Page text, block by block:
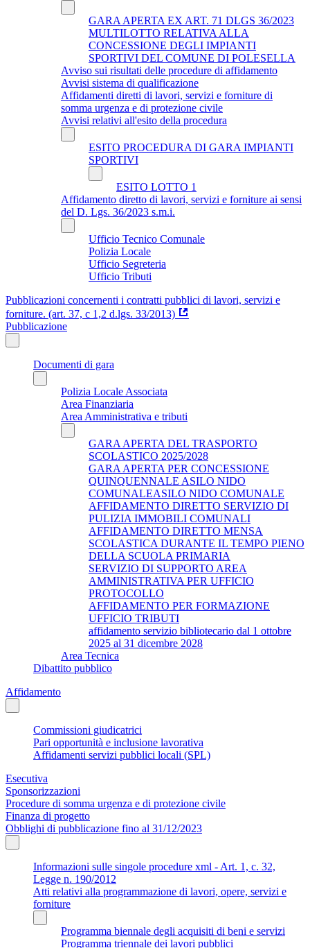
GARA APERTA EX ART. 71 DLGS 36/2023
MULTILOTTO RELATIVA ALLA
CONCESSIONE DEGLI IMPIANTI
SPORTIVI DEL COMUNE DI POLESELLA
Avviso sui risultati delle procedure di affidamento
Avvisi sistema di qualificazione
Affidamenti diretti di lavori, servizi e forniture di
somma urgenza e di protezione civile
Avvisi relativi all'esito della procedura
ESITO PROCEDURA DI GARA IMPIANTI
SPORTIVI
ESITO LOTTO 1
Affidamento diretto di lavori, servizi e forniture ai sensi
del D. Lgs. 36/2023 s.m.i.
Ufficio Tecnico Comunale
Polizia Locale
Ufficio Segreteria
Ufficio Tributi
Pubblicazioni concernenti i contratti pubblici di lavori, servizi e
forniture. (art. 37, c 1,2 d.lgs. 33/2013)
Pubblicazione
Documenti di gara
Polizia Locale Associata
Area Finanziaria
Area Amministrativa e tributi
GARA APERTA DEL TRASPORTO
SCOLASTICO 2025/2028
GARA APERTA PER CONCESSIONE
QUINQUENNALE ASILO NIDO
COMUNALEASILO NIDO COMUNALE
AFFIDAMENTO DIRETTO SERVIZIO DI
PULIZIA IMMOBILI COMUNALI
AFFIDAMENTO DIRETTO MENSA
SCOLASTICA DURANTE IL TEMPO PIENO
DELLA SCUOLA PRIMARIA
SERVIZIO DI SUPPORTO AREA
AMMINISTRATIVA PER UFFICIO
PROTOCOLLO
AFFIDAMENTO PER FORMAZIONE
UFFICIO TRIBUTI
affidamento servizio bibliotecario dal 1 ottobre
2025 al 31 dicembre 2028
Area Tecnica
Dibattito pubblico
Affidamento
Commissioni giudicatrici
Pari opportunità e inclusione lavorativa
Affidamenti servizi pubblici locali (SPL)
Esecutiva
Sponsorizzazioni
Procedure di somma urgenza e di protezione civile
Finanza di progetto
Obblighi di pubblicazione fino al 31/12/2023
Informazioni sulle singole procedure xml - Art. 1, c. 32,
Legge n. 190/2012
Atti relativi alla programmazione di lavori, opere, servizi e
forniture
Programma biennale degli acquisiti di beni e servizi
Programma triennale dei lavori pubblici